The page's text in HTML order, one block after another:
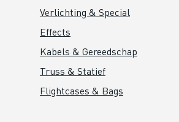
Verlichting & Special
Effects
Kabels & Gereedschap
Truss & Statief
Flightcases & Bags